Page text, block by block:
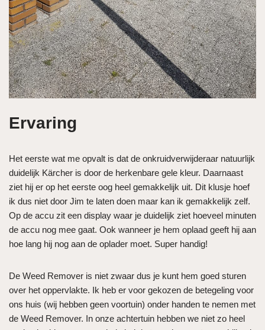
Ervaring
Het eerste wat me opvalt is dat de onkruidverwijderaar natuurlijk
duidelijk Kärcher is door de herkenbare gele kleur. Daarnaast
ziet hij er op het eerste oog heel gemakkelijk uit. Dit klusje hoef
ik dus niet door Jim te laten doen maar kan ik gemakkelijk zelf.
Op de accu zit een display waar je duidelijk ziet hoeveel minuten
de accu nog mee gaat. Ook wanneer je hem oplaad geeft hij aan
hoe lang hij nog aan de oplader moet. Super handig!
De Weed Remover is niet zwaar dus je kunt hem goed sturen
over het oppervlakte. Ik heb er voor gekozen de betegeling voor
ons huis (wij hebben geen voortuin) onder handen te nemen met
de Weed Remover. In onze achtertuin hebben we niet zo heel